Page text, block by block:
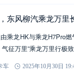
东风柳汽乘龙万里
乘龙HK与乘龙H7Pro
气征万里”乘龙万里行极
车 2025年10月30日